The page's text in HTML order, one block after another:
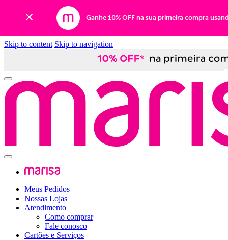
Ganhe 10% OFF na sua primeira compra
Skip to content Skip to navigation
Meus Pedidos
Nossas Lojas
Atendimento
Como comprar
Fale conosco
Cartões e Serviços